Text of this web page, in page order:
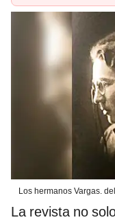
Los hermanos Vargas.
La revista no